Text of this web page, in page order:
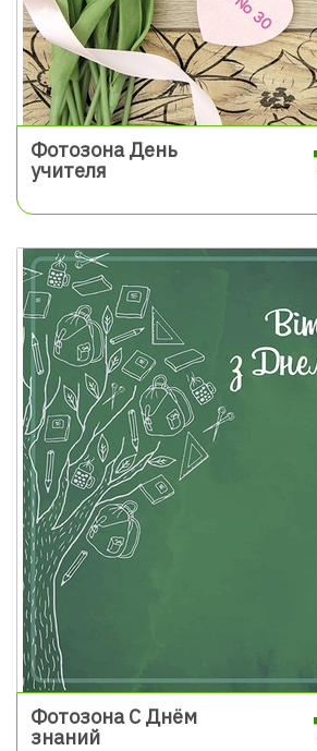
Фотозона День
учителя
Фотозона С Днём
знаний